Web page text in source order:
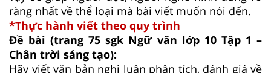
ràng nhất về thể loại mà bài viết muốn nói đến.
*Thực hành viết theo quy trình
Đề bài (trang 75 sgk Ngữ văn lớp 10 Tập 1 –
Chân trời sáng tạo):
Hãy viết văn bản nghị luận phân tích, đánh giá về